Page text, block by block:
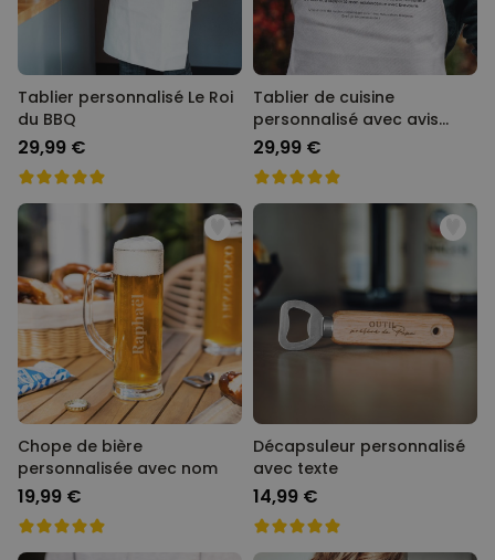
Tablier personnalisé Le Roi
du BBQ
29,99 €
Tablier de cuisine
personnalisé avec avis
client
29,99 €
Chope de bière
personnalisée avec nom
19,99 €
Décapsuleur personnalisé
avec texte
14,99 €